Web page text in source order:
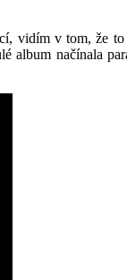
vidím v tom, že
album načínala